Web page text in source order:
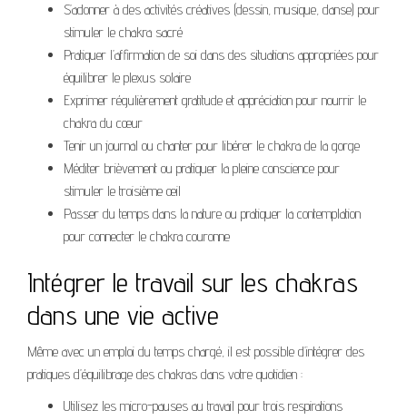
S’adonner à des activités créatives (dessin, musique, danse) pour
stimuler le chakra sacré
Pratiquer l’affirmation de soi dans des situations appropriées pour
équilibrer le plexus solaire
Exprimer régulièrement gratitude et appréciation pour nourrir le
chakra du cœur
Tenir un journal ou chanter pour libérer le chakra de la gorge
Méditer brièvement ou pratiquer la pleine conscience pour
stimuler le troisième œil
Passer du temps dans la nature ou pratiquer la contemplation
pour connecter le chakra couronne
Intégrer le travail sur les chakras
dans une vie active
Même avec un emploi du temps chargé, il est possible d’intégrer des
pratiques d’équilibrage des chakras dans votre quotidien :
Utilisez les micro-pauses au travail pour trois respirations